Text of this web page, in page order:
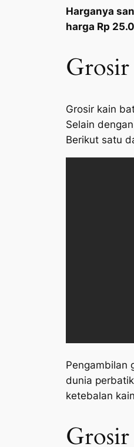
Harganya
harga Rp
Grosir kain
Selain
Berikut satu
Pengambilan
dunia
ketebalan